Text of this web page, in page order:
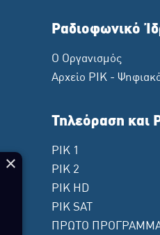
Ραδιοφωνικό
Ο Οργανισμός
Αρχείο ΡΙΚ -
Τηλεόραση και
ΡΙΚ 1
ΡΙΚ 2
ΡΙΚ HD
ΡΙΚ SAT
ΠΡΩΤΟ
×